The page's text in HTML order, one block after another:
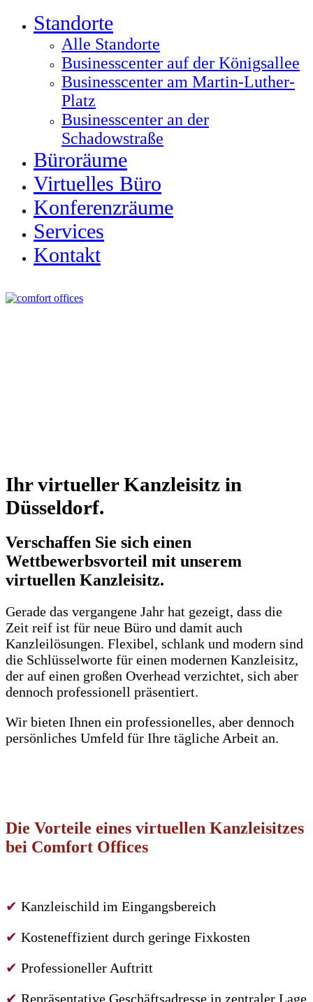
Standorte
Alle Standorte
Businesscenter auf der Königsallee
Businesscenter am Martin-Luther-
Platz
Businesscenter an der
Schadowstraße
Büroräume
Virtuelles Büro
Konferenzräume
Services
Kontakt
Ihr virtueller Kanzleisitz in
Düsseldorf.
Verschaffen Sie sich einen
Wettbewerbsvorteil mit unserem
virtuellen Kanzleisitz.
Gerade das vergangene Jahr hat gezeigt, dass die
Zeit reif ist für neue Büro und damit auch
Kanzleilösungen. Flexibel, schlank und modern sind
die Schlüsselworte für einen modernen Kanzleisitz,
der auf einen großen Overhead verzichtet, sich aber
dennoch professionell präsentiert.
Wir bieten Ihnen ein professionelles, aber dennoch
persönliches Umfeld für Ihre tägliche Arbeit an.
Die Vorteile eines virtuellen Kanzleisitzes
bei Comfort Offices
✔ Kanzleischild im Eingangsbereich
✔ Kosteneffizient durch geringe Fixkosten
✔ Professioneller Auftritt
✔ Repräsentative Geschäftsadresse in zentraler Lage